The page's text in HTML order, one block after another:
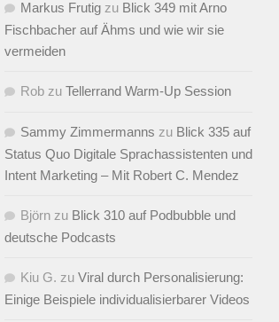
Markus Frutig zu Blick 349 mit Arno
Fischbacher auf Ähms und wie wir sie
vermeiden
Rob zu Tellerrand Warm-Up Session
Sammy Zimmermanns zu Blick 335 auf
Status Quo Digitale Sprachassistenten und
Intent Marketing – Mit Robert C. Mendez
Björn zu Blick 310 auf Podbubble und
deutsche Podcasts
Kiu G. zu Viral durch Personalisierung:
Einige Beispiele individualisierbarer Videos